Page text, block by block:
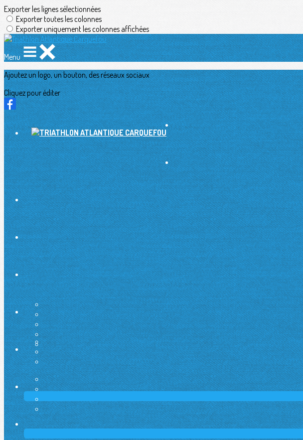
Exporter les lignes sélectionnées
Exporter toutes les colonnes
Exporter uniquement les colonnes affichées
Menu
Ajoutez un logo, un bouton, des réseaux sociaux
Cliquez pour éditer